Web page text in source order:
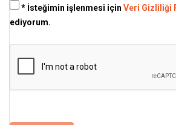
* İsteğimin işlenmesi için Veri Gizliliği
ediyorum.